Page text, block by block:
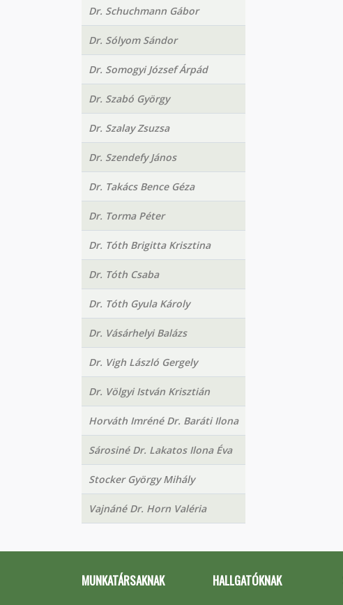
Dr. Schuchmann Gábor
Dr. Sólyom Sándor
Dr. Somogyi József Árpád
Dr. Szabó György
Dr. Szalay Zsuzsa
Dr. Szendefy János
Dr. Takács Bence Géza
Dr. Torma Péter
Dr. Tóth Brigitta Krisztina
Dr. Tóth Csaba
Dr. Tóth Gyula Károly
Dr. Vásárhelyi Balázs
Dr. Vigh László Gergely
Dr. Völgyi István Krisztián
Horváth Imréné Dr. Baráti Ilona
Sárosiné Dr. Lakatos Ilona Éva
Stocker György Mihály
Vajnáné Dr. Horn Valéria
MUNKATÁRSAKNAK HALLGATÓKNAK